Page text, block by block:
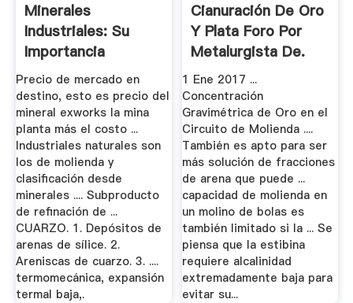
Minerales
Industriales: Su
Importancia
Economica
Academia De.
Precio de mercado en
destino, esto es precio del
mineral exworks la mina
planta más el costo ...
Industriales naturales son
los de molienda y
clasificación desde
minerales .... Subproducto
de refinación de ...
CUARZO. 1. Depósitos de
arenas de sílice. 2.
Areniscas de cuarzo. 3. ....
termomecánica, expansión
termal baja,.
Cianuración De Oro
Y Plata Foro Por
Metalurgista De.
1 Ene 2017 ...
Concentración
Gravimétrica de Oro en el
Circuito de Molienda ....
También es apto para ser
más solución de fracciones
de arena que puede ...
capacidad de molienda en
un molino de bolas es
también limitado si la ... Se
piensa que la estibina
requiere alcalinidad
extremadamente baja para
evitar su...